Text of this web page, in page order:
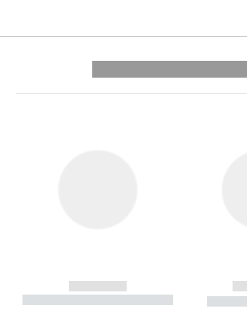
------------
----------- ----------- --------